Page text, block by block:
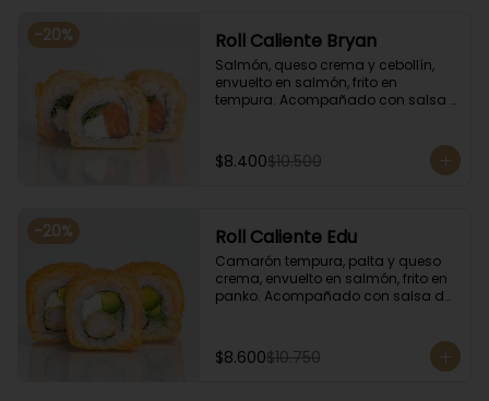
-20% Roll Caliente Bryan
Salmón, queso crema y cebollín,
envuelto en salmón, frito en
tempura. Acompañado con salsa
$8.400$10.500
-20% Roll Caliente Edu
Camarón tempura, palta y queso
crema, envuelto en salmón, frito en
panko. Acompañado con salsa de
$8.600$10.750